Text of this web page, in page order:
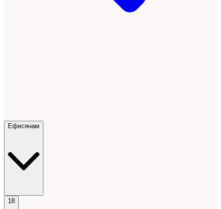
Ефесянам
18